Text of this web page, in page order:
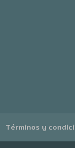
Términos y